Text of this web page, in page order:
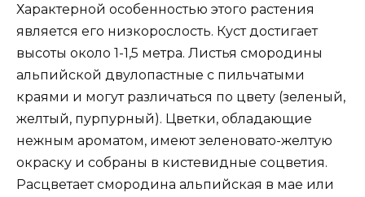
Характерной особенностью этого растения
является его низкорослость. Куст достигает
высоты около 1-1,5 метра. Листья смородины
альпийской двулопастные с пильчатыми
краями и могут различаться по цвету (зеленый,
желтый, пурпурный). Цветки, обладающие
нежным ароматом, имеют зеленовато-желтую
окраску и собраны в кистевидные соцветия.
Расцветает смородина альпийская в мае или